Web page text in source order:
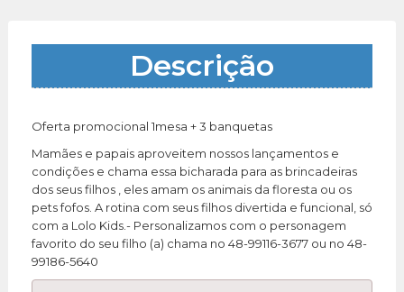
Descrição
Oferta promocional 1mesa + 3 banquetas
Mamães e papais aproveitem nossos lançamentos e
condições e chama essa bicharada para as brincadeiras
dos seus filhos , eles amam os animais da floresta ou os
pets fofos. A rotina com seus filhos divertida e funcional, só
com a Lolo Kids.- Personalizamos com o personagem
favorito do seu filho (a) chama no 48-99116-3677 ou no 48-
99186-5640